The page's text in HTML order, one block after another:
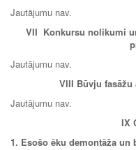
Jautājumu nav.
VII Konkursu nolikumi
Jautājumu nav.
VIII Būvju
Jautājumu nav.
IX
1. Esošo ēku demontāža